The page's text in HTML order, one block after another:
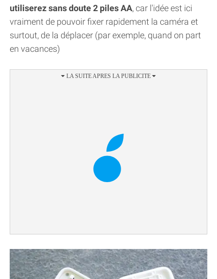
utiliserez sans doute 2 piles AA, car l'idée est ici
vraiment de pouvoir fixer rapidement la caméra et
surtout, de la déplacer (par exemple, quand on part
en vacances)